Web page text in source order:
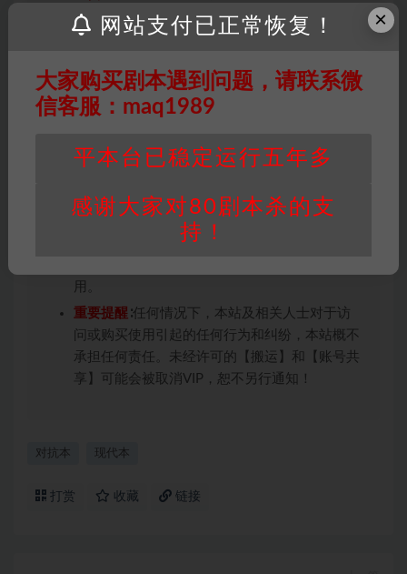
投稿+个人整理而来，仅供学习研究使用，请勿
用于商业用途!任何人访问、浏览本站，购买或
条约约束，并遵守所有适用的法律法规。
版权归属：本站提供的任何剧本杀资源内容的版
件通知并提供相关证实资料至邮箱
会在三天内下架相关剧本攻略。
∶剧本杀下载所需积分非剧本杀资源自
身价值，本站积分为本站收取的赞助费，用于本
用。
重要提醒 ∶任何情况下，本站及相关人士对于访
问或购买使用引起的任何行为和纠纷，本站概不
承担任何责任。未经许可的【搬运】和【账号共
享】可能会被取消VIP，恕不另行通知！
对抗本 现代本
打赏 收藏 链接
×
网站支付已正常恢复！
大家购买剧本遇到问题，请联系微
信客服：maq1989
平本台已稳定运行五年多
感谢大家对80剧本杀的支
持！